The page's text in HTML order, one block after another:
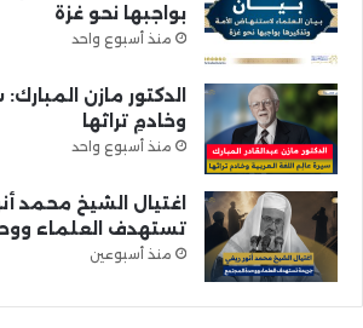
بواجبها نحو غزة
منذ أسبوع واحد
الدكتور مازن
وخادمِ تراثها
منذ أسبوع واحد
اغتيال الشيخ محمد
تستهدف العلماء
منذ أسبوعين